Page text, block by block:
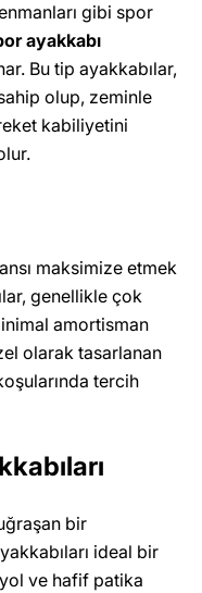
gibi spor
ayakkabı
Bu tip ayakkabılar,
olup, zeminle
kabiliyetini
maksimize etmek
genellikle çok
amortisman
olarak tasarlanan
tercih
bir
ideal bir
ve hafif patika